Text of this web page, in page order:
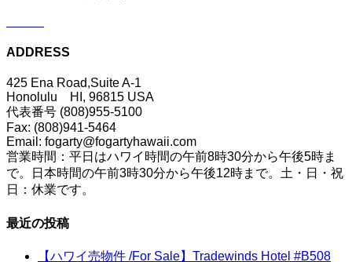
ADDRESS
425 Ena Road,Suite A-1
Honolulu HI, 96815 USA
代表番号 (808)955-5100
Fax: (808)941-5464
Email: fogarty@fogartyhawaii.com
営業時間：平日はハワイ時間の午前8時30分から午後5時ま
で。日本時間の午前3時30分から午後12時まで。土・日・祝
日：休業です。
最近の投稿
【ハワイ売物件 /For Sale】Tradewinds Hotel #B508